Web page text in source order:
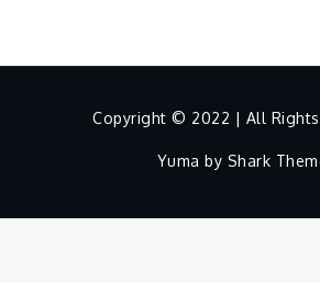
Copyright © 2022 | All Rights
Yuma by Shark